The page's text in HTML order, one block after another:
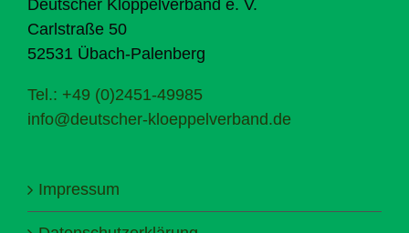
Deutscher Klöppelverband e. V.
Carlstraße 50
52531 Übach-Palenberg
Tel.: +49 (0)2451-49985
info@deutscher-kloeppelverband.de
Impressum